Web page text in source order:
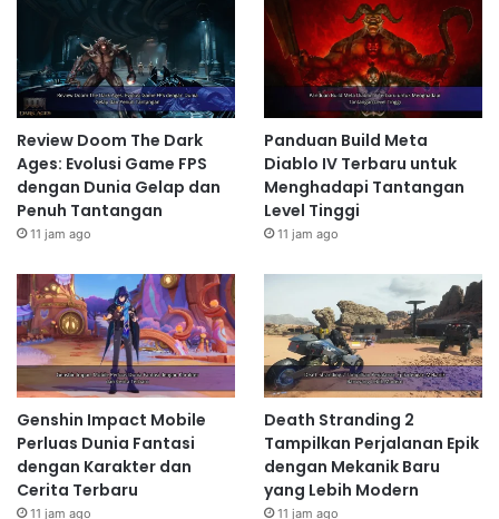
Review Doom The Dark
Ages: Evolusi Game FPS
dengan Dunia Gelap dan
Penuh Tantangan
11 jam ago
Panduan Build Meta
Diablo IV Terbaru untuk
Menghadapi Tantangan
Level Tinggi
11 jam ago
Genshin Impact Mobile
Perluas Dunia Fantasi
dengan Karakter dan
Cerita Terbaru
11 jam ago
Death Stranding 2
Tampilkan Perjalanan Epik
dengan Mekanik Baru
yang Lebih Modern
11 jam ago